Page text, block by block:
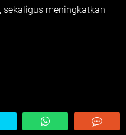
meningkatkan